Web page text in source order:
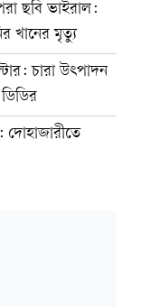
ছবি ভাইরাল:
খানের মৃত্যু
চারা উৎপাদন
দোহাজারীতে